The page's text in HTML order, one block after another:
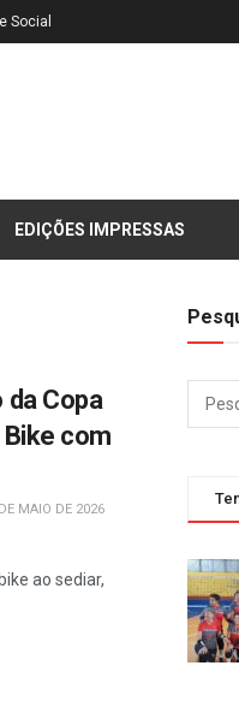
Social
EDIÇÕES IMPRESSAS
da Copa
com
MAIO DE 2026
ao sediar,